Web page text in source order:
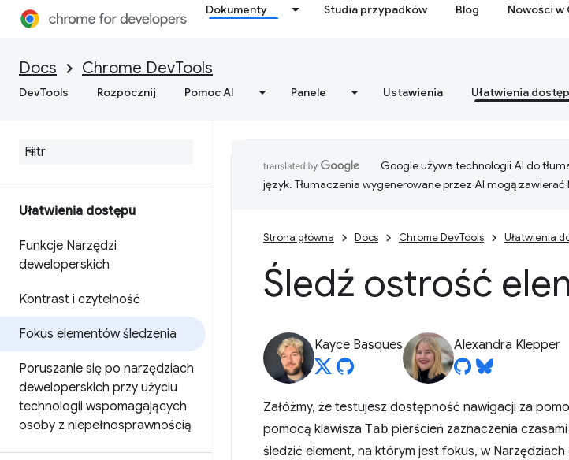
Dokumenty Studia przypadków Blog Nowości w
Docs Chrome DevTools
DevTools Rozpocznij Pomoc AI Panele Ustawienia Ułatwienia
Ułatwienia dostępu
Funkcje Narzędzi
deweloperskich
Kontrast i czytelność
Fokus elementów śledzenia
Poruszanie się po narzędziach
deweloperskich przy użyciu
technologii wspomagających
osoby z niepełnosprawnością
Google używa technologii AI do
język. Tłumaczenia wygenerowane przez AI mogą zawierać
Strona główna Docs Chrome DevTools Ułatwienia
Śledź ostrość
Kayce Basques Alexandra Klepper
Załóżmy, że testujesz dostępność nawigacji za
pomocą klawisza Tab pierścień zaznaczenia
śledzić element, na którym jest fokus, w